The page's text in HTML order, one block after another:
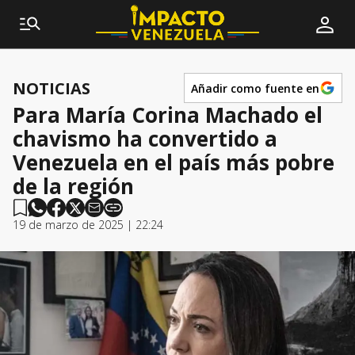
NOTICIAS Añadir como fuente en
Para María Corina Machado el
chavismo ha convertido a
Venezuela en el país más pobre
de la región
19 de marzo de 2025 | 22:24